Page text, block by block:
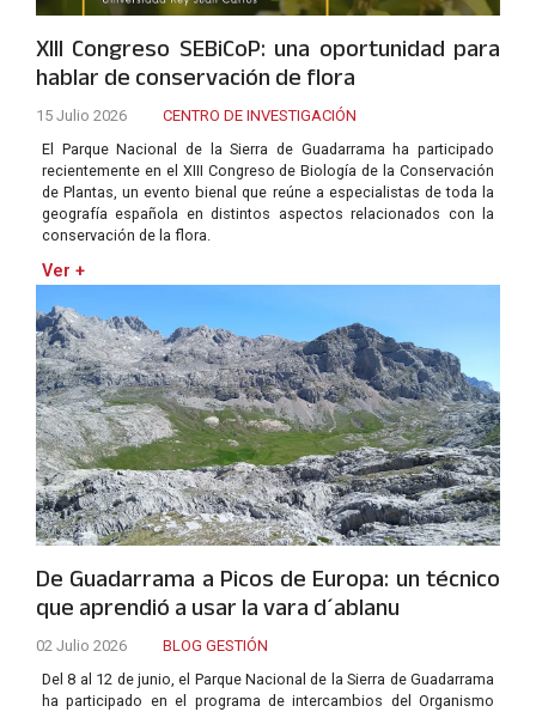
XIII Congreso SEBiCoP: una oportunidad para
hablar de conservación de flora
15 Julio 2026
CENTRO DE INVESTIGACIÓN
El Parque Nacional de la Sierra de Guadarrama ha participado
recientemente en el XIII Congreso de Biología de la Conservación
de Plantas, un evento bienal que reúne a especialistas de toda la
geografía española en distintos aspectos relacionados con la
conservación de la flora.
Ver +
De Guadarrama a Picos de Europa: un técnico
que aprendió a usar la vara d´ablanu
02 Julio 2026
BLOG GESTIÓN
Del 8 al 12 de junio, el Parque Nacional de la Sierra de Guadarrama
ha participado en el programa de intercambios del Organismo